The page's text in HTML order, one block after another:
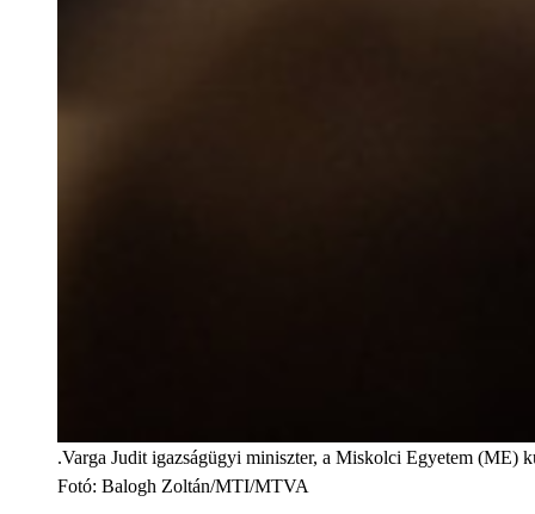
.Varga Judit igazságügyi miniszter, a Miskolci Egyetem (ME)
Fotó: Balogh Zoltán/MTI/MTVA